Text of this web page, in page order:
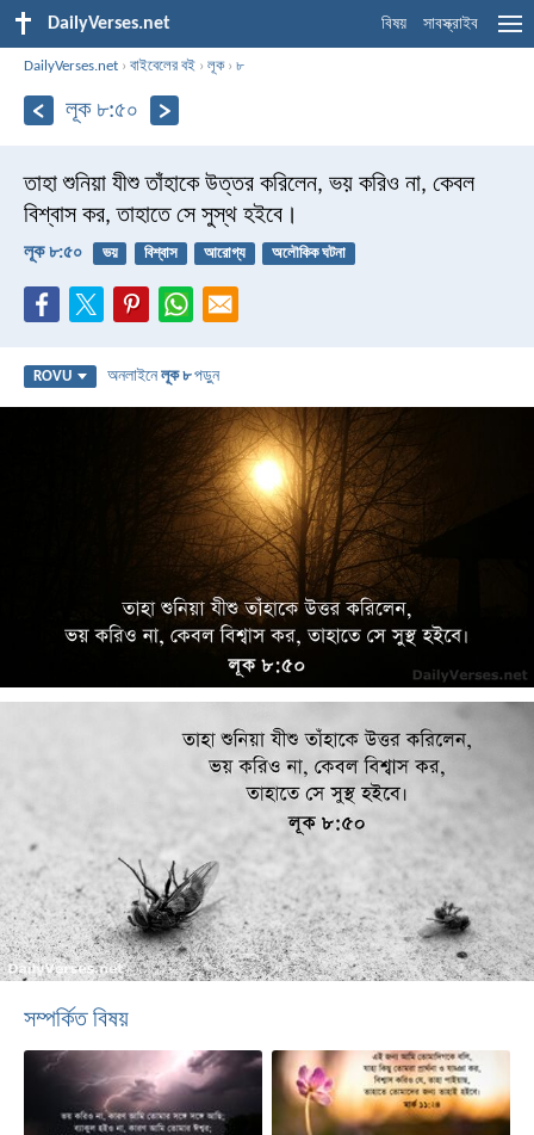
DailyVerses.net বিষয় সাবস্ক্রাইব
DailyVerses.net ›বাইবেলের বই ›লূক›৮
লূক ৮:৫০
তাহা শুনিয়া যীশু তাঁহাকে উত্তর করিলেন, ভয় করিও না, কেবল
বিশ্বাস কর, তাহাতে সে সুস্থ হইবে।
লূক ৮:৫০ ভয় বিশ্বাস আরোগ্য অলৌকিক ঘটনা
ROVU অনলাইনেলূক ৮পড়ুন
সম্পর্কিত বিষয়